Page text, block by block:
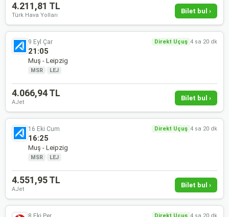
4.211,81 TL
Türk Hava Yolları
Bilet bul ›
9 Eyl Çar Direkt Uçuş 4 sa 20 dk
21:05
Muş - Leipzig
MSR · LEJ
4.066,94 TL
AJet
Bilet bul ›
16 Eki Cum Direkt Uçuş 4 sa 20 dk
16:25
Muş - Leipzig
MSR · LEJ
4.551,95 TL
AJet
Bilet bul ›